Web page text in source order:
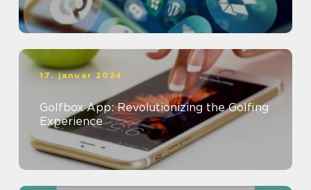
17. januar 2024
Golfbox App: Revolutionizing the Golfing
Experience